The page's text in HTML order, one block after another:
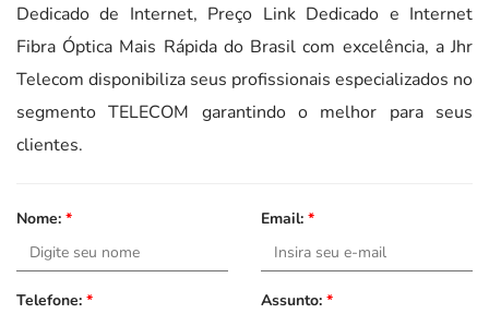
Dedicado de Internet, Preço Link Dedicado e Internet
Fibra Óptica Mais Rápida do Brasil com excelência, a Jhr
Telecom disponibiliza seus profissionais especializados no
segmento TELECOM garantindo o melhor para seus
clientes.
Nome: * Email: *
Telefone: * Assunto: *